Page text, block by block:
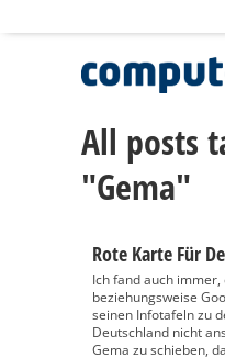
All posts
"Gema"
Rote Karte Für
Ich fand auch immer,
beziehungsweise
seinen Infotafeln zu
Deutschland nicht
Gema zu schieben,